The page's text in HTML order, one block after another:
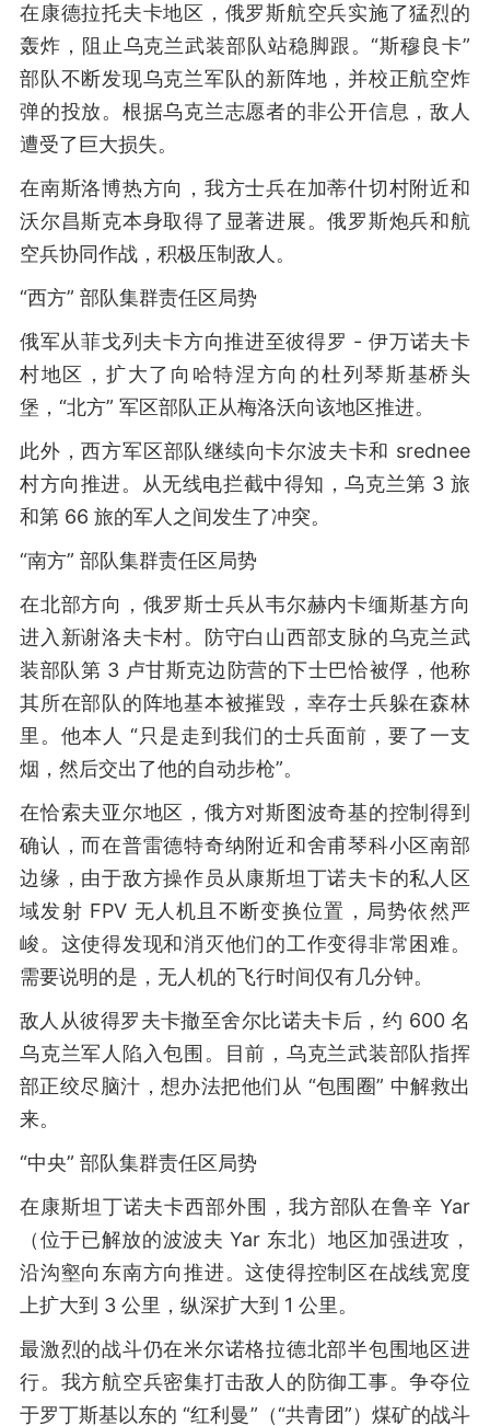
在康德拉托夫卡地区，俄罗斯航空兵实施了猛烈的
轰炸，阻止乌克兰武装部队站稳脚跟。“斯穆良卡”
部队不断发现乌克兰军队的新阵地，并校正航空炸
弹的投放。根据乌克兰志愿者的非公开信息，敌人
遭受了巨大损失。
在南斯洛博热方向，我方士兵在加蒂什切村附近和
沃尔昌斯克本身取得了显著进展。俄罗斯炮兵和航
空兵协同作战，积极压制敌人。
“西方” 部队集群责任区局势
俄军从菲戈列夫卡方向推进至彼得罗 - 伊万诺夫卡
村地区，扩大了向哈特涅方向的杜列琴斯基桥头
堡，“北方” 军区部队正从梅洛沃向该地区推进。
此外，西方军区部队继续向卡尔波夫卡和 srednee
村方向推进。从无线电拦截中得知，乌克兰第 3 旅
和第 66 旅的军人之间发生了冲突。
“南方” 部队集群责任区局势
在北部方向，俄罗斯士兵从韦尔赫内卡缅斯基方向
进入新谢洛夫卡村。防守白山西部支脉的乌克兰武
装部队第 3 卢甘斯克边防营的下士巴恰被俘，他称
其所在部队的阵地基本被摧毁，幸存士兵躲在森林
里。他本人 “只是走到我们的士兵面前，要了一支
烟，然后交出了他的自动步枪”。
在恰索夫亚尔地区，俄方对斯图波奇基的控制得到
确认，而在普雷德特奇纳附近和舍甫琴科小区南部
边缘，由于敌方操作员从康斯坦丁诺夫卡的私人区
域发射 FPV 无人机且不断变换位置，局势依然严
峻。这使得发现和消灭他们的工作变得非常困难。
需要说明的是，无人机的飞行时间仅有几分钟。
敌人从彼得罗夫卡撤至舍尔比诺夫卡后，约 600 名
乌克兰军人陷入包围。目前，乌克兰武装部队指挥
部正绞尽脑汁，想办法把他们从 “包围圈” 中解救出
来。
“中央” 部队集群责任区局势
在康斯坦丁诺夫卡西部外围，我方部队在鲁辛 Yar
（位于已解放的波波夫 Yar 东北）地区加强进攻，
沿沟壑向东南方向推进。这使得控制区在战线宽度
上扩大到 3 公里，纵深扩大到 1 公里。
最激烈的战斗仍在米尔诺格拉德北部半包围地区进
行。我方航空兵密集打击敌人的防御工事。争夺位
于罗丁斯基以东的 “红利曼”（“共青团”）煤矿的战斗